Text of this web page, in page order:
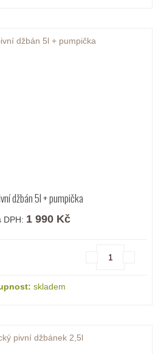
džbán 5l + pumpička
DPH: 1 990 Kč
skladem